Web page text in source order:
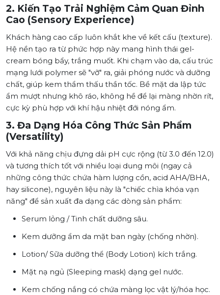
2. Kiến Tạo Trải Nghiệm Cảm Quan Đỉnh
Cao (Sensory Experience)
Khách hàng cao cấp luôn khắt khe về kết cấu (texture).
Hệ nền tạo ra từ phức hợp này mang hình thái gel-
cream bóng bẩy, trắng muốt. Khi chạm vào da, cấu trúc
mạng lưới polymer sẽ "vỡ" ra, giải phóng nước và dưỡng
chất, giúp kem thẩm thấu thần tốc. Bề mặt da lập tức
ẩm mượt nhưng khô ráo, không hề để lại màng nhờn rít,
cực kỳ phù hợp với khí hậu nhiệt đới nóng ẩm.
3. Đa Dạng Hóa Công Thức Sản Phẩm
(Versatility)
Với khả năng chịu đựng dải pH cực rộng (từ 3.0 đến 12.0)
và tương thích tốt với nhiều loại dung môi (ngay cả
những công thức chứa hàm lượng cồn, acid AHA/BHA,
hay silicone), nguyên liệu này là "chiếc chìa khóa vạn
năng" để sản xuất đa dạng các dòng sản phẩm:
Serum lỏng / Tinh chất dưỡng sâu.
Kem dưỡng ẩm da mặt ban ngày (chống nhờn).
Lotion/ Sữa dưỡng thể (Body Lotion) kích trắng.
Mặt nạ ngủ (Sleeping mask) dạng gel nước.
Kem chống nắng có chứa màng lọc vật lý/hóa học.